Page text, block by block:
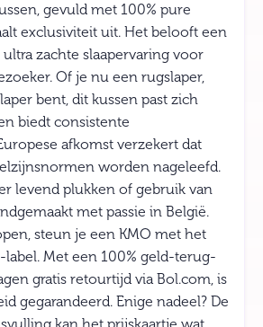
gevuld met 100% pure
exclusiviteit uit. Het belooft een
zachte slaapervaring voor
Of je nu een rugslaper,
bent, dit kussen past zich
biedt consistente
afkomst verzekert dat
worden nageleefd.
levend plukken of gebruik van
met passie in België.
steun je een KMO met het
Met een 100% geld-terug-
gratis retourtijd via Bol.com, is
gegarandeerd. Enige nadeel? De